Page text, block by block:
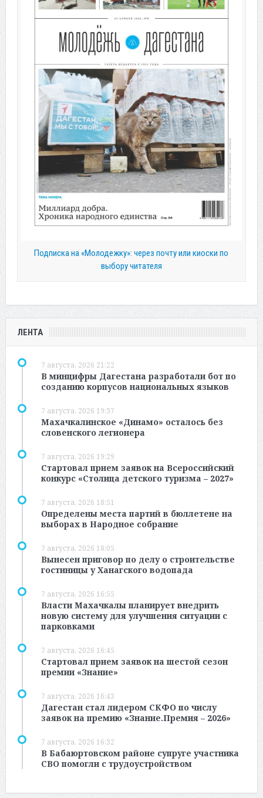
Подписка на «Молодежку»: через почту или киоски по
выбору читателя
ЛЕНТА
7 августа, 2026 21:22
В минцифры Дагестана разработали бот по
созданию корпусов национальных языков
7 августа, 2026 19:37
Махачкалинское «Динамо» осталось без
словенского легионера
7 августа, 2026 19:29
Стартовал прием заявок на Всероссийский
конкурс «Столица детского туризма – 2027»
7 августа, 2026 18:51
Определены места партий в бюллетене на
выборах в Народное собрание
7 августа, 2026 18:05
Вынесен приговор по делу о строительстве
гостиницы у Ханагского водопада
7 августа, 2026 16:55
Власти Махачкалы планирует внедрить
новую систему для улучшения ситуации с
парковками
7 августа, 2026 16:45
Стартовал прием заявок на шестой сезон
премии «Знание»
7 августа, 2026 16:43
Дагестан стал лидером СКФО по числу
заявок на премию «Знание.Премия – 2026»
7 августа, 2026 16:32
В Бабаюртовском районе супруге участника
СВО помогли с трудоустройством